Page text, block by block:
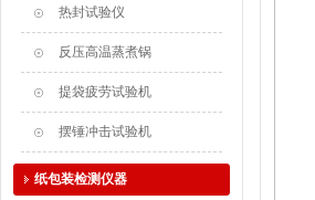
热封试验仪
反压高温蒸煮锅
提袋疲劳试验机
摆锤冲击试验机
纸包装检测仪器